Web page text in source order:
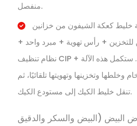
منفصل.
للتخزين + رأس تهوية + مبرد واحد +
نظام تنظيف CIP + خطوط أنابيب النقل. ستكمل هذه الآلة
وخلطها وتخزينها وتهويتها تلقائيًا، ثم
تنقل خليط الكيك إلى مستودع الكيك.
البيض (البيض والسكر والدقيق